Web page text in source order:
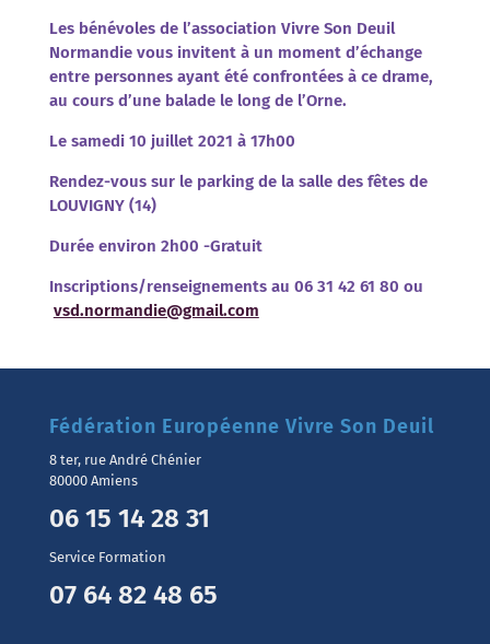
Les bénévoles de l’association Vivre Son Deuil
Normandie vous invitent à un moment d’échange
entre personnes ayant été confrontées à ce drame,
au cours d’une balade le long de l’Orne.
Le samedi 10 juillet 2021 à 17h00
Rendez-vous sur le parking de la salle des fêtes de
LOUVIGNY (14)
Durée environ 2h00 -Gratuit
Inscriptions/renseignements au 06 31 42 61 80 ou
vsd.normandie@gmail.com
Fédération Européenne Vivre Son Deuil
8 ter, rue André Chénier
80000 Amiens
06 15 14 28 31
Service Formation
07 64 82 48 65